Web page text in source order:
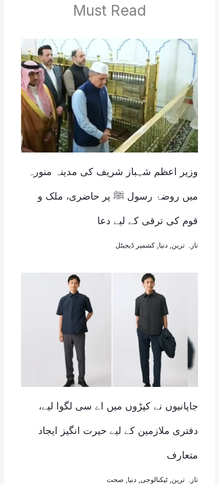
Must Read
وزیر اعظم شہباز شریف کی مدینہ منورہ
میں روضۂ رسول ﷺ پر حاضری، ملک و
قوم کی ترقی کے لیے دعا
تازہ ترین دنیا کشمیر ڈیجیٹل
جاپانیوں نے کپڑوں میں اے سی لگوا لیے،
دفتری ملازمین کے لیے حیرت انگیز ایجاد
متعارف
تازہ ترین ٹیکنالوجی دنیا صحت